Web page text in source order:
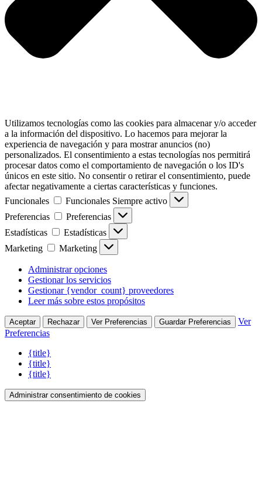
Utilizamos tecnologías como las cookies para almacenar y/o acceder
a la información del dispositivo. Lo hacemos para mejorar la
experiencia de navegación y para mostrar anuncios (no)
personalizados. El consentimiento a estas tecnologías nos permitirá
procesar datos como el comportamiento de navegación o los ID's
únicos en este sitio. No consentir o retirar el consentimiento, puede
afectar negativamente a ciertas características y funciones.
Funcionales
Funcionales Siempre activo
Preferencias
Preferencias
Estadísticas
Estadísticas
Marketing
Marketing
Administrar opciones
Gestionar los servicios
Gestionar {vendor_count} proveedores
Leer más sobre estos propósitos
Aceptar Rechazar Ver Preferencias Guardar Preferencias
Ver
Preferencias
{title}
{title}
{title}
Administrar consentimiento de cookies